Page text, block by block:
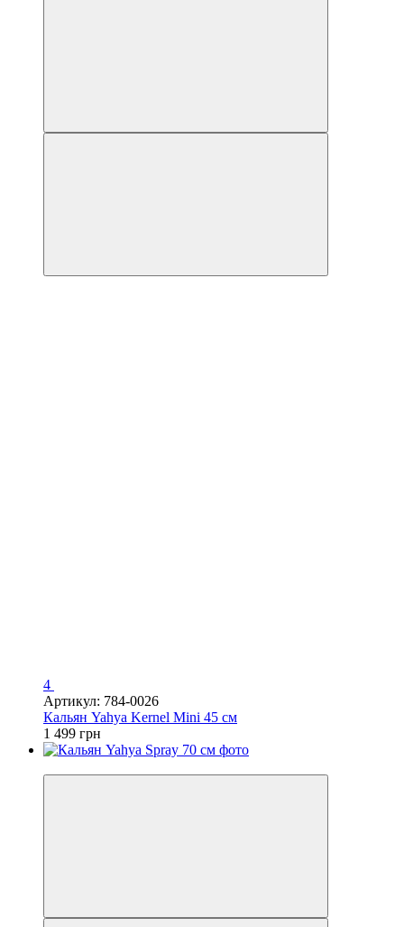
4
Артикул: 784-0026
Кальян Yahya Kernel Mini 45 см
1 499 грн